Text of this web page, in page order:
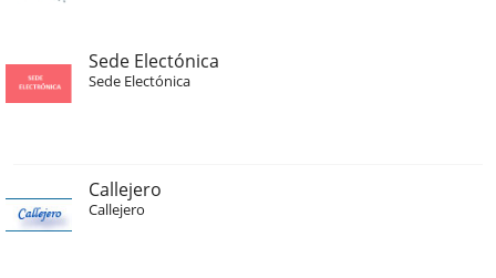
Sede Electónica
Sede Electónica
Callejero
Callejero